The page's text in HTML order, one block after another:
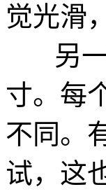
觉光滑
另一
寸。每
不同。
试，这